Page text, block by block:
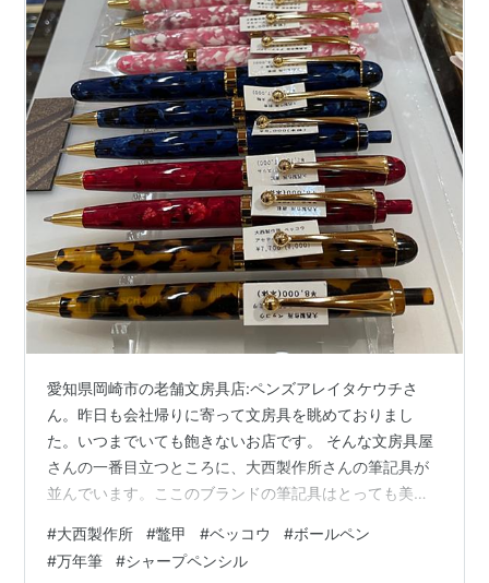
愛知県岡崎市の老舗文房具店:ペンズアレイタケウチさ
ん。昨日も会社帰りに寄って文房具を眺めておりまし
た。いつまでいても飽きないお店です。 そんな文房具屋
さんの一番目立つところに、大西製作所さんの筆記具が
並んでいます。ここのブランドの筆記具はとっても美し
術的な美しさ。繊細でノスタルジックなんですけど、な
かなか手頃なお値段です。 この秋に筆記具をと考えてい
#大西製作所 #鼈甲 #ベッコウ #ボールペン
#万年筆 #シャープペンシル